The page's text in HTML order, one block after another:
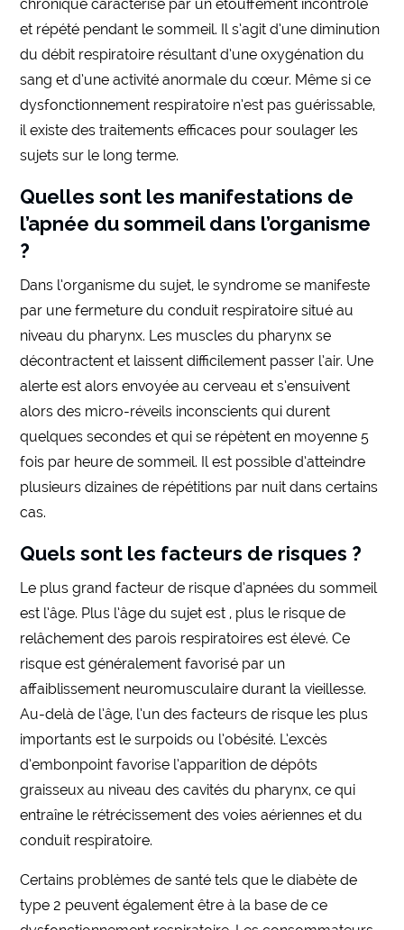
chronique caractérisé par un étouffement incontrôlé
et répété pendant le sommeil. Il s’agit d’une diminution
du débit respiratoire résultant d’une oxygénation du
sang et d’une activité anormale du cœur. Même si ce
dysfonctionnement respiratoire n’est pas guérissable,
il existe des traitements efficaces pour soulager les
sujets sur le long terme.
Quelles sont les manifestations de
l’apnée du sommeil dans l’organisme
?
Dans l’organisme du sujet, le syndrome se manifeste
par une fermeture du conduit respiratoire situé au
niveau du pharynx. Les muscles du pharynx se
décontractent et laissent difficilement passer l’air. Une
alerte est alors envoyée au cerveau et s’ensuivent
alors des micro-réveils inconscients qui durent
quelques secondes et qui se répètent en moyenne 5
fois par heure de sommeil. Il est possible d’atteindre
plusieurs dizaines de répétitions par nuit dans certains
cas.
Quels sont les facteurs de risques ?
Le plus grand facteur de risque d’apnées du sommeil
est l’âge. Plus l’âge du sujet est , plus le risque de
relâchement des parois respiratoires est élevé. Ce
risque est généralement favorisé par un
affaiblissement neuromusculaire durant la vieillesse.
Au-delà de l’âge, l’un des facteurs de risque les plus
importants est le surpoids ou l’obésité. L’excès
d’embonpoint favorise l’apparition de dépôts
graisseux au niveau des cavités du pharynx, ce qui
entraîne le rétrécissement des voies aériennes et du
conduit respiratoire.
Certains problèmes de santé tels que le diabète de
type 2 peuvent également être à la base de ce